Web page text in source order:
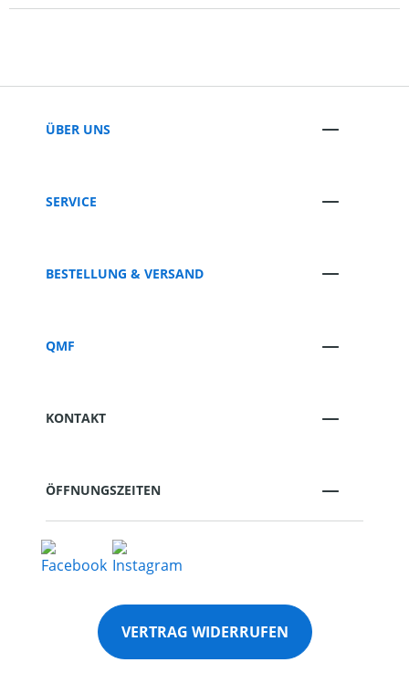
ÜBER UNS
SERVICE
BESTELLUNG & VERSAND
QMF
KONTAKT
ÖFFNUNGSZEITEN
VERTRAG WIDERRUFEN